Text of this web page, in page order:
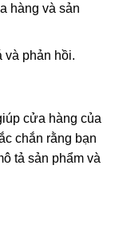
hàng và sản
và phản hồi.
cửa hàng của
chắn rằng bạn
tả sản phẩm và